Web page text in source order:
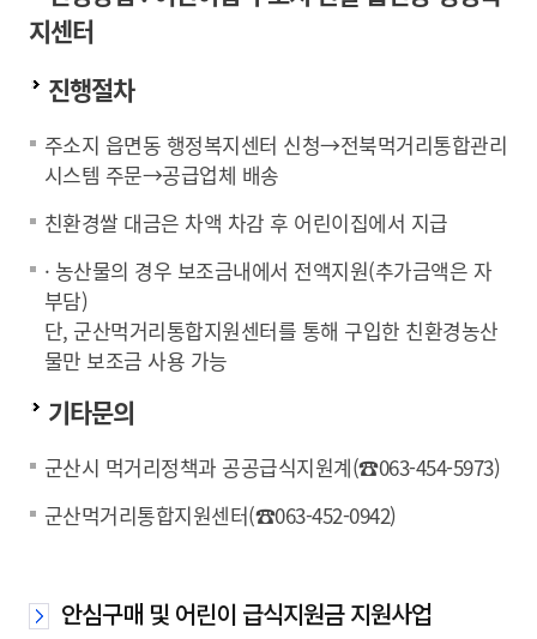
지센터
진행절차
주소지 읍면동 행정복지센터 신청→전북먹거리통합관리
시스템 주문→공급업체 배송
친환경쌀 대금은 차액 차감 후 어린이집에서 지급
· 농산물의 경우 보조금내에서 전액지원(추가금액은 자
부담)
단, 군산먹거리통합지원센터를 통해 구입한 친환경농산
물만 보조금 사용 가능
기타문의
군산시 먹거리정책과 공공급식지원계(☎063-454-5973)
군산먹거리통합지원센터(☎063-452-0942)
안심구매 및 어린이 급식지원금 지원사업